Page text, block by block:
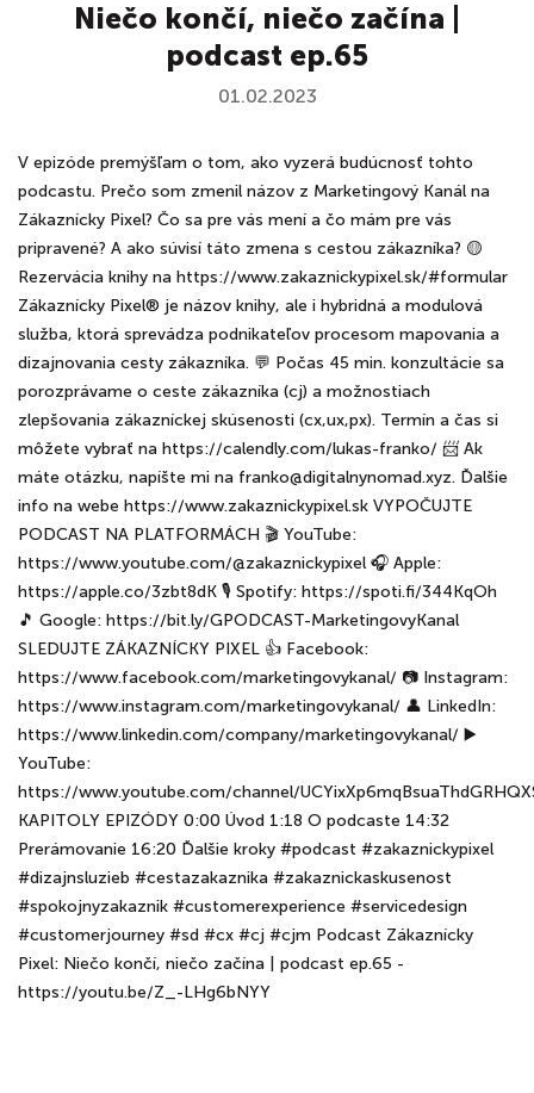
Niečo končí, niečo začína |
podcast ep.65
01.02.2023
V epizóde premýšľam o tom, ako vyzerá budúcnosť tohto
podcastu. Prečo som zmenil názov z Marketingový Kanál na
Zákaznícky Pixel? Čo sa pre vás mení a čo mám pre vás
pripravené? A ako súvisí táto zmena s cestou zákazníka? 🟡
Rezervácia knihy na https://www.zakaznickypixel.sk/#formular
Zákaznícky Pixel® je názov knihy, ale i hybridná a modulová
služba, ktorá sprevádza podnikateľov procesom mapovania a
dizajnovania cesty zákazníka. 💬 Počas 45 min. konzultácie sa
porozprávame o ceste zákazníka (cj) a možnostiach
zlepšovania zákazníckej skúsenosti (cx,ux,px). Termín a čas si
môžete vybrať na https://calendly.com/lukas-franko/ 📨 Ak
máte otázku, napíšte mi na franko@digitalnynomad.xyz. Ďalšie
info na webe https://www.zakaznickypixel.sk VYPOČUJTE
PODCAST NA PLATFORMÁCH 🎬 YouTube:
https://www.youtube.com/@zakaznickypixel 🎧 Apple:
https://apple.co/3zbt8dK 🎙 Spotify: https://spoti.fi/344KqOh
🎵 Google: https://bit.ly/GPODCAST-MarketingovyKanal
SLEDUJTE ZÁKAZNÍCKY PIXEL 👍 Facebook:
https://www.facebook.com/marketingovykanal/ 📷 Instagram:
https://www.instagram.com/marketingovykanal/ 👤 LinkedIn:
https://www.linkedin.com/company/marketingovykanal/ ▶️
YouTube:
https://www.youtube.com/channel/
KAPITOLY EPIZÓDY 0:00 Úvod 1:18 O podcaste 14:32
Prerámovanie 16:20 Ďalšie kroky #podcast #zakaznickypixel
#dizajnsluzieb #cestazakaznika #zakaznickaskusenost
#spokojnyzakaznik #customerexperience #servicedesign
#customerjourney #sd #cx #cj #cjm Podcast Zákaznícky
Pixel: Niečo končí, niečo začína | podcast ep.65 -
https://youtu.be/Z_-LHg6bNYY